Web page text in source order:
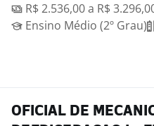
R$ 2.536,00 a R$
Ensino Médio (2º Grau)
OFICIAL DE